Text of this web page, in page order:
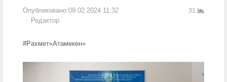
Опубликовано:09.02.2024 11:32
Author
Редактор
31
#Рахмет«Атамекен»